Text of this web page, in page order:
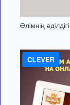
Әлімнің
CLEVER